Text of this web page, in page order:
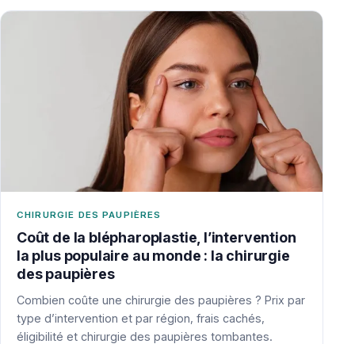
CHIRURGIE DES PAUPIÈRES
Coût de la blépharoplastie, l’intervention
la plus populaire au monde : la chirurgie
des paupières
Combien coûte une chirurgie des paupières ? Prix par
type d’intervention et par région, frais cachés,
éligibilité et chirurgie des paupières tombantes.